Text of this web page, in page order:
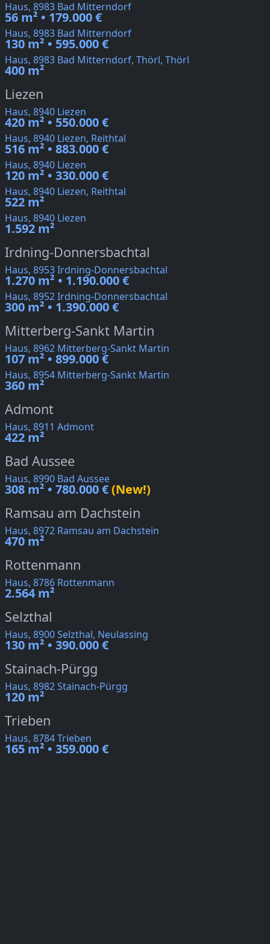
Haus, 8983 Bad Mitterndorf
56 m² • 179.000 €
Haus, 8983 Bad Mitterndorf
130 m² • 595.000 €
Haus, 8983 Bad Mitterndorf, Thörl, Thörl
400 m²
Liezen
Haus, 8940 Liezen
420 m² • 550.000 €
Haus, 8940 Liezen, Reithtal
516 m² • 883.000 €
Haus, 8940 Liezen
120 m² • 330.000 €
Haus, 8940 Liezen, Reithtal
522 m²
Haus, 8940 Liezen
1.592 m²
Irdning-Donnersbachtal
Haus, 8953 Irdning-Donnersbachtal
1.270 m² • 1.190.000 €
Haus, 8952 Irdning-Donnersbachtal
300 m² • 1.390.000 €
Mitterberg-Sankt Martin
Haus, 8962 Mitterberg-Sankt Martin
107 m² • 899.000 €
Haus, 8954 Mitterberg-Sankt Martin
360 m²
Admont
Haus, 8911 Admont
422 m²
Bad Aussee
Haus, 8990 Bad Aussee
308 m² • 780.000 €(New!)
Ramsau am Dachstein
Haus, 8972 Ramsau am Dachstein
470 m²
Rottenmann
Haus, 8786 Rottenmann
2.564 m²
Selzthal
Haus, 8900 Selzthal, Neulassing
130 m² • 390.000 €
Stainach-Pürgg
Haus, 8982 Stainach-Pürgg
120 m²
Trieben
Haus, 8784 Trieben
165 m² • 359.000 €